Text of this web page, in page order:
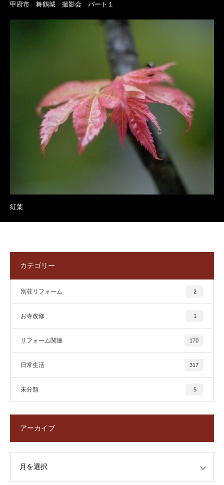
甲府市 舞鶴城 撮影会 パート１
紅葉
カテゴリー
別荘リフォーム 2
お寺改修 1
リフォーム関連 170
日常生活 317
未分類 5
アーカイブ